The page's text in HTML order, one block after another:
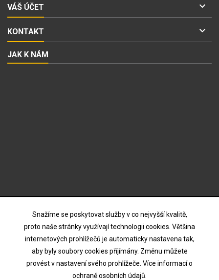
Snažíme se poskytovat služby v co nejvyšší kvalitě,
proto naše stránky využívají technologii cookies. Většina
internetových prohlížečů je automaticky nastavena tak,
aby byly soubory cookies příjímány. Změnu můžete
provést v nastavení svého prohlížeče. Více informací o
ochraně osobních údajů.
VÁŠ ÚČET 
KONTAKT 
JAK K NÁM
Souhlasím s podmínkami a zásadami ochrany osobních
údajů